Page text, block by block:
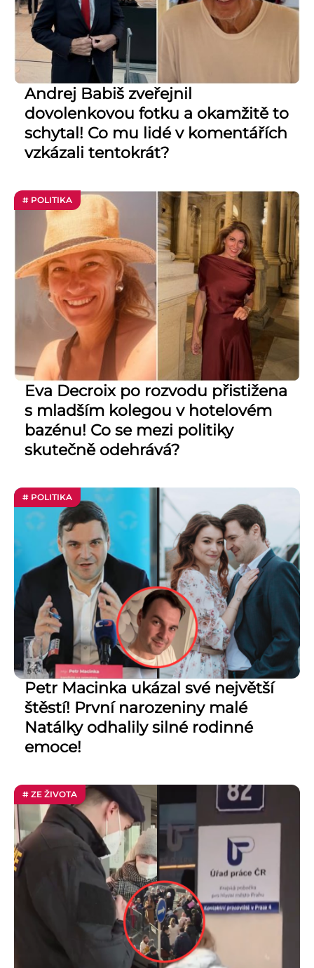
Andrej Babiš zveřejnil
dovolenkovou fotku a okamžitě to
schytal! Co mu lidé v komentářích
vzkázali tentokrát?
# POLITIKA
Eva Decroix po rozvodu přistižena
s mladším kolegou v hotelovém
bazénu! Co se mezi politiky
skutečně odehrává?
# POLITIKA
Petr Macinka ukázal své největší
štěstí! První narozeniny malé
Natálky odhalily silné rodinné
emoce!
# ZE ŽIVOTA